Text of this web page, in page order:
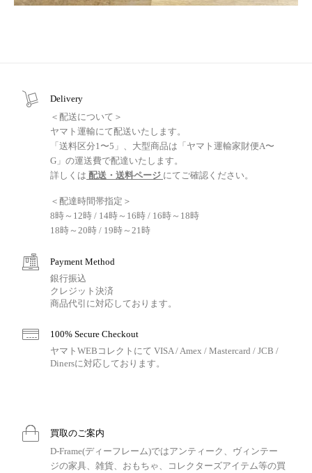
Delivery
＜配送について＞
ヤマト運輸にて配送いたします。
「送料区分1〜5」、大型商品は「ヤマト運輸家財便A〜
G」の運送費で配達いたします。
詳しくは 配送・送料ページ にてご確認ください。
＜配達時間帯指定＞
8時～12時 / 14時～16時 / 16時～18時
18時～20時 / 19時～21時
Payment Method
銀行振込
クレジット決済
商品代引に対応しております。
100% Secure Checkout
ヤマトWEBコレクトにて VISA / Amex / Mastercard / JCB /
Dinersに対応しております。
買取のご案内
D-Frame(ディーフレーム)ではアンティーク、ヴィンテー
ジの家具、雑貨、おもちゃ、コレクターズアイテム等の買